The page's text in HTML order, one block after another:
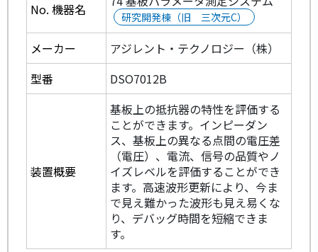
No. 機器名 研究開発棟（旧 三次元C）
メーカー
アジレント・テクノロジー（株）
型番
DSO7012B
装置概要
基板上の抵抗器の特性を評価する
ことができます。インピーダン
ス、基板上の異なる点間の電圧差
（電圧）、電流、信号の品質やノ
イズレベルを評価することができ
ます。高速波形更新により、今ま
で見え難かった波形も見え易くな
り、デバッグ時間を短縮できま
す。